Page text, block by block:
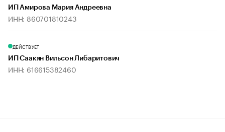
ИП Амирова Мария Андреевна
ИНН: 860701810243
ДЕЙСТВУЕТ
ИП Саакян Вильсон Либаритович
ИНН: 616615382460